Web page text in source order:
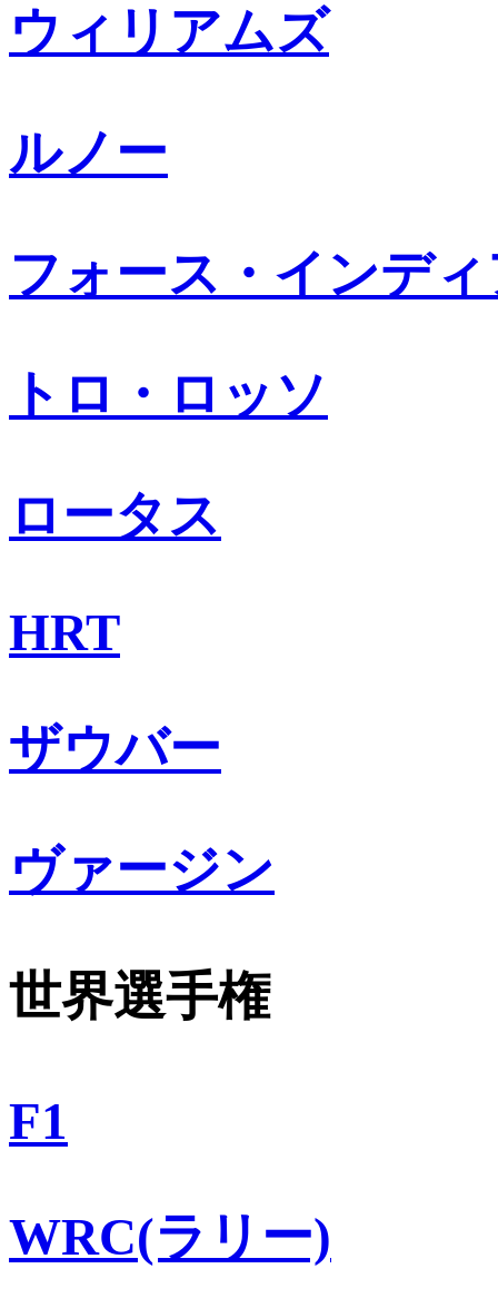
ウィリアムズ
ルノー
フォース・インデ
トロ・ロッソ
ロータス
HRT
ザウバー
ヴァージン
世界選手権
F1
WRC(ラリー)